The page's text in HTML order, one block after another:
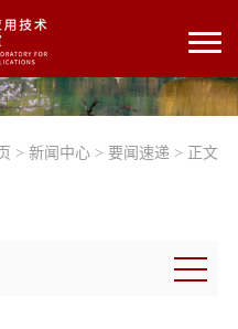
> 新闻中心 > 要闻速递 > 正文